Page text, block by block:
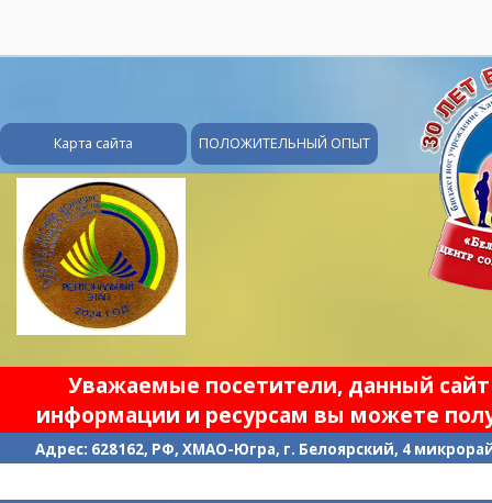
Карта сайта ПОЛОЖИТЕЛЬНЫЙ ОПЫТ
Уважаемые посетители, данный
информации и ресурсам вы можете
Адрес: 628162, РФ, ХМАО-Югра, г. Белоярский, 4